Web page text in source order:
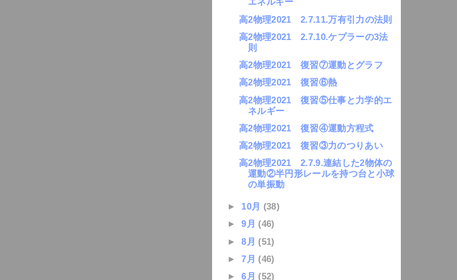
高2物理2021 2.7.11.万有引力の法則
高2物理2021 2.7.10.ケプラーの3法
則
高2物理2021 復習⑦運動とグラフ
高2物理2021 復習⑥熱
高2物理2021 復習⑤仕事と力学的エ
ネルギー
高2物理2021 復習④運動方程式
高2物理2021 復習③力のつりあい
高2物理2021 2.7.9.連結した2物体の
運動②半円形レールを持つ台と小球
の単振動
► 10月 (38)
►9月 (46)
►8月 (51)
►7月 (46)
►6月 (52)